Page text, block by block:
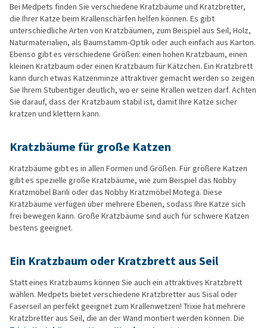
Bei Medpets finden Sie verschiedene Kratzbäume und Kratzbretter,
die Ihrer Katze beim Krallenschärfen helfen können. Es gibt
unterschiedliche Arten von Kratzbäumen, zum Beispiel aus Seil, Holz,
Naturmaterialien, als Baumstamm-Optik oder auch einfach aus Karton.
Ebenso gibt es verschiedene Größen: einen hohen Kratzbaum, einen
kleinen Kratzbaum oder einen Kratzbaum für Kätzchen. Ein Kratzbrett
kann durch etwas Katzenminze attraktiver gemacht werden so zeigen
Sie Ihrem Stubentiger deutlich, wo er seine Krallen wetzen darf. Achten
Sie darauf, dass der Kratzbaum stabil ist, damit Ihre Katze sicher
kratzen und klettern kann.
Kratzbäume für große Katzen
Kratzbäume gibt es in allen Formen und Größen. Für größere Katzen
gibt es spezielle große Kratzbäume, wie zum Beispiel das Nobby
Kratzmöbel Barili oder das Nobby Kratzmöbel Motega. Diese
Kratzbäume verfügen über mehrere Ebenen, sodass Ihre Katze sich
frei bewegen kann. Große Kratzbäume sind auch für schwere Katzen
bestens geeignet.
Ein Kratzbaum oder Kratzbrett aus Seil
Statt eines Kratzbaums können Sie auch ein attraktives Kratzbrett
wählen. Medpets bietet verschiedene Kratzbretter aus Sisal oder
Faserseil an perfekt geeignet zum Krallenwetzen! Trixie hat mehrere
Kratzbretter aus Seil, die an der Wand montiert werden können. Die